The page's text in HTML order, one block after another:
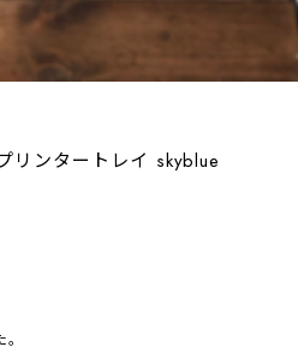
ンタートレイ skyblue